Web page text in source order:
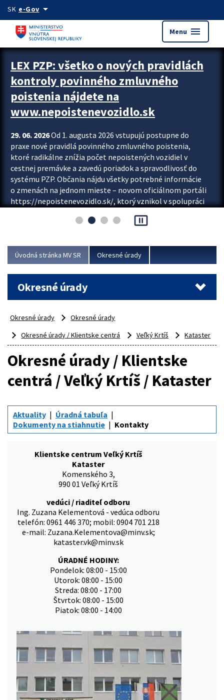
Preskocit na hlavný obsah
SK e-Govarrow_drop_down
Menu menu
Zastavit automatický posun upútavok
LEX PZP: všetko o nových pravidlách
kontroly povinného zmluvného
poistenia nájdete na
www.nepoistenevozidlo.sk
29. 06. 2026Od 1. augusta 2026 vstupujú postupne do
praxe nové pravidlá povinného zmluvného poistenia,
ktoré radikálne znížia počet nepoistených vozidiel v
cestnej premávke a zavedú poriadok a spravodlivosť do
systému PZP. Občania nájdu všetky potrebné informácie
o zmenách na jednom mieste – novom oficiálnom portáli
https://nepoistenevozidlo.sk/, ktorý vznikol v spolupráci
asociácie poisťovní (SLASPO) a Ministerstva vnútra SR.
Viac
pause_presentation
Úvodná stránka MV SR Okresné úrady
Okresné úrady
Okresné úrady
Okresné úrady
Okresné úrady / Klientske centrá
Veľký Krtíš Kataster
Okresné úrady / Klientske
centrá / Veľký Krtíš / Kataster
Aktuality
Úradná tabuľa
Dokumenty na stiahnutie
Kontakty
Klientske centrum Veľký Krtíš
Kataster
Komenského 3,
990 01 Veľký Krtíš
vedúci / riaditeľ odboru
Ing. Zuzana Kelementová - vedúca odboru
telefón: 0961 446 370; mobil: 0904 701 218
e-mail: Zuzana.Kelementova@minv.sk;
kataster.vk@minv.sk
ÚRADNÉ HODINY:
Pondelok: 08:00 - 15:00
Utorok: 08:00 - 15:00
Streda: 08:00 - 17:00
Štvrtok: 08:00 - 15:00
Piatok: 08:00 - 14:00